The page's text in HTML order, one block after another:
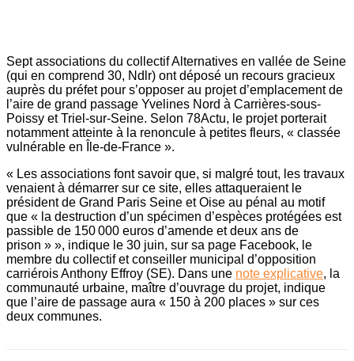
Sept associations du collectif Alternatives en vallée de Seine
(qui en comprend 30, Ndlr) ont déposé un recours gracieux
auprès du préfet pour s’opposer au projet d’emplacement de
l’aire de grand passage Yvelines Nord à Carrières-sous-
Poissy et Triel-sur-Seine. Selon 78Actu, le projet porterait
notamment atteinte à la renoncule à petites fleurs, « classée
vulnérable en Île-de-France ».
« Les associations font savoir que, si malgré tout, les travaux
venaient à démarrer sur ce site, elles attaqueraient le
président de Grand Paris Seine et Oise au pénal au motif
que « la destruction d’un spécimen d’espèces protégées est
passible de 150 000 euros d’amende et deux ans de
prison » », indique le 30 juin, sur sa page Facebook, le
membre du collectif et conseiller municipal d’opposition
carriérois Anthony Effroy (SE). Dans une note explicative, la
communauté urbaine, maître d’ouvrage du projet, indique
que l’aire de passage aura « 150 à 200 places » sur ces
deux communes.